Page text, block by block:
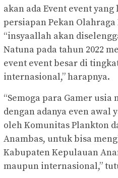
akan ada Event event
persiapan Pekan
“insyaallah akan
Natuna pada tahun 2022
event event besar di
internasional,” harapnya.
“Semoga para Gamer
dengan adanya even awal
oleh Komunitas Plankton
Anambas, untuk bisa
Kabupaten Kepulauan
maupun internasional,”